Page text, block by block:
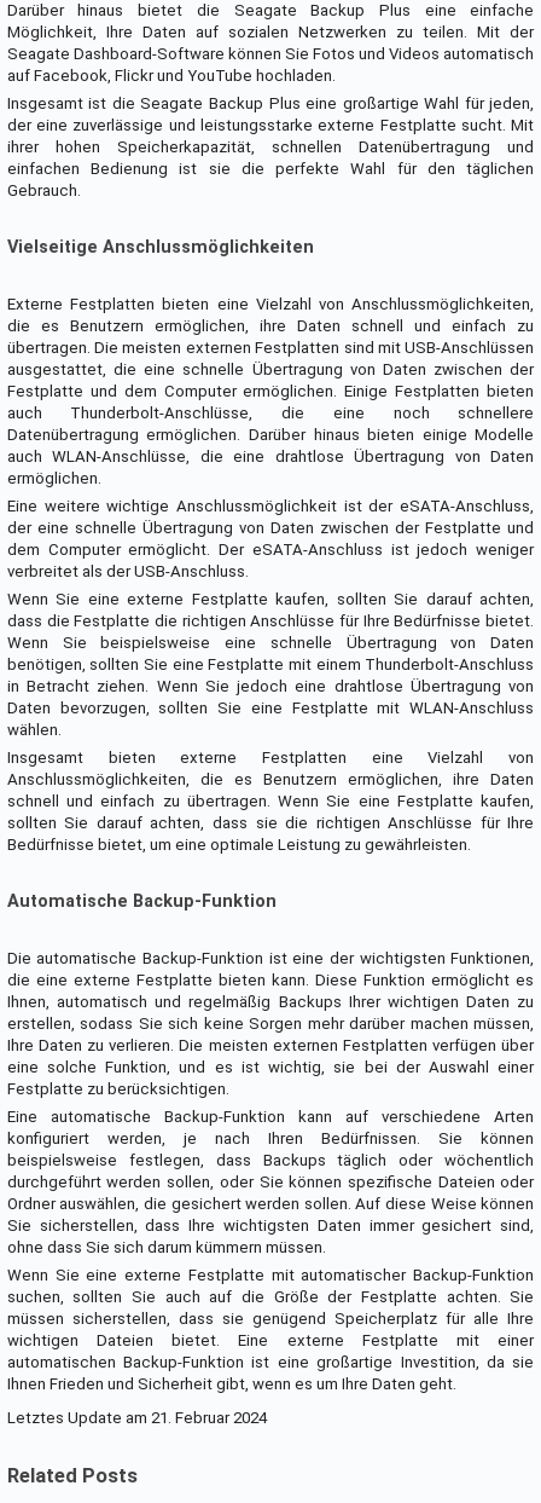
Darüber hinaus bietet die Seagate Backup Plus eine einfache
Möglichkeit, Ihre Daten auf sozialen Netzwerken zu teilen. Mit der
Seagate Dashboard-Software können Sie Fotos und Videos automatisch
auf Facebook, Flickr und YouTube hochladen.
Insgesamt ist die Seagate Backup Plus eine großartige Wahl für jeden,
der eine zuverlässige und leistungsstarke externe Festplatte sucht. Mit
ihrer hohen Speicherkapazität, schnellen Datenübertragung und
einfachen Bedienung ist sie die perfekte Wahl für den täglichen
Gebrauch.
Vielseitige Anschlussmöglichkeiten
Externe Festplatten bieten eine Vielzahl von Anschlussmöglichkeiten,
die es Benutzern ermöglichen, ihre Daten schnell und einfach zu
übertragen. Die meisten externen Festplatten sind mit USB-Anschlüssen
ausgestattet, die eine schnelle Übertragung von Daten zwischen der
Festplatte und dem Computer ermöglichen. Einige Festplatten bieten
auch Thunderbolt-Anschlüsse, die eine noch schnellere
Datenübertragung ermöglichen. Darüber hinaus bieten einige Modelle
auch WLAN-Anschlüsse, die eine drahtlose Übertragung von Daten
ermöglichen.
Eine weitere wichtige Anschlussmöglichkeit ist der eSATA-Anschluss,
der eine schnelle Übertragung von Daten zwischen der Festplatte und
dem Computer ermöglicht. Der eSATA-Anschluss ist jedoch weniger
verbreitet als der USB-Anschluss.
Wenn Sie eine externe Festplatte kaufen, sollten Sie darauf achten,
dass die Festplatte die richtigen Anschlüsse für Ihre Bedürfnisse bietet.
Wenn Sie beispielsweise eine schnelle Übertragung von Daten
benötigen, sollten Sie eine Festplatte mit einem Thunderbolt-Anschluss
in Betracht ziehen. Wenn Sie jedoch eine drahtlose Übertragung von
Daten bevorzugen, sollten Sie eine Festplatte mit WLAN-Anschluss
wählen.
Insgesamt bieten externe Festplatten eine Vielzahl von
Anschlussmöglichkeiten, die es Benutzern ermöglichen, ihre Daten
schnell und einfach zu übertragen. Wenn Sie eine Festplatte kaufen,
sollten Sie darauf achten, dass sie die richtigen Anschlüsse für Ihre
Bedürfnisse bietet, um eine optimale Leistung zu gewährleisten.
Automatische Backup-Funktion
Die automatische Backup-Funktion ist eine der wichtigsten Funktionen,
die eine externe Festplatte bieten kann. Diese Funktion ermöglicht es
Ihnen, automatisch und regelmäßig Backups Ihrer wichtigen Daten zu
erstellen, sodass Sie sich keine Sorgen mehr darüber machen müssen,
Ihre Daten zu verlieren. Die meisten externen Festplatten verfügen über
eine solche Funktion, und es ist wichtig, sie bei der Auswahl einer
Festplatte zu berücksichtigen.
Eine automatische Backup-Funktion kann auf verschiedene Arten
konfiguriert werden, je nach Ihren Bedürfnissen. Sie können
beispielsweise festlegen, dass Backups täglich oder wöchentlich
durchgeführt werden sollen, oder Sie können spezifische Dateien oder
Ordner auswählen, die gesichert werden sollen. Auf diese Weise können
Sie sicherstellen, dass Ihre wichtigsten Daten immer gesichert sind,
ohne dass Sie sich darum kümmern müssen.
Wenn Sie eine externe Festplatte mit automatischer Backup-Funktion
suchen, sollten Sie auch auf die Größe der Festplatte achten. Sie
müssen sicherstellen, dass sie genügend Speicherplatz für alle Ihre
wichtigen Dateien bietet. Eine externe Festplatte mit einer
automatischen Backup-Funktion ist eine großartige Investition, da sie
Ihnen Frieden und Sicherheit gibt, wenn es um Ihre Daten geht.
Letztes Update am 21. Februar 2024
Related Posts